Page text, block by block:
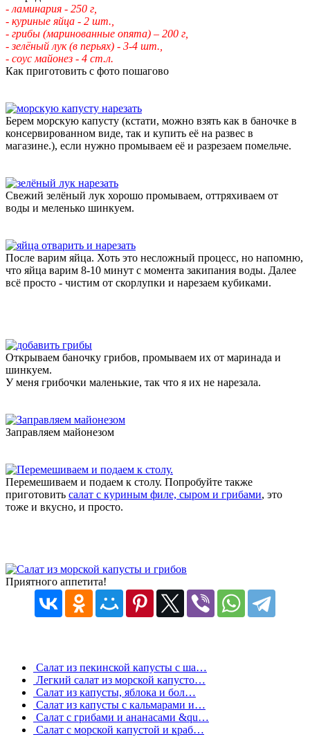
- ламинария - 250 г,
- куриные яйца - 2 шт.,
- грибы (маринованные опята) – 200 г,
- зелёный лук (в перьях) - 3-4 шт.,
- соус майонез - 4 ст.л.
Как приготовить с фото пошагово
Берем морскую капусту (кстати, можно взять как в баночке в
консервированном виде, так и купить её на развес в
магазине.), если нужно промываем её и разрезаем помельче.
Свежий зелёный лук хорошо промываем, оттряхиваем от
воды и меленько шинкуем.
После варим яйца. Хоть это несложный процесс, но напомню,
что яйца варим 8-10 минут с момента закипания воды. Далее
всё просто - чистим от скорлупки и нарезаем кубиками.
Открываем баночку грибов, промываем их от маринада и
шинкуем.
У меня грибочки маленькие, так что я их не нарезала.
Заправляем майонезом
Перемешиваем и подаем к столу. Попробуйте также
приготовить салат с куриным филе, сыром и грибами, это
тоже и вкусно, и просто.
Приятного аппетита!
Салат из пекинской капусты с ша…
Легкий салат из морской капусто…
Салат из капусты, яблока и бол…
Салат из капусты с кальмарами и…
Салат с грибами и ананасами &qu…
Салат с морской капустой и краб…